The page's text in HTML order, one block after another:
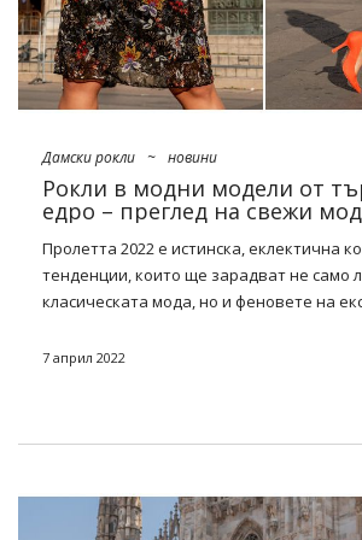
Дамски рокли ~ новини
Рокли в модни модели от
едро – преглед на свежи
Пролетта 2022 е истинска, еклектична
тенденции, които ще зарадват не само
класическата мода, но и феновете на
и най-модерният
7 април 2022